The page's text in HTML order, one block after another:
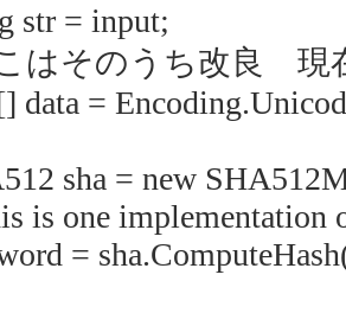
str = input;
はそのうち改良 現
data =
sha = new
is one implementation
=